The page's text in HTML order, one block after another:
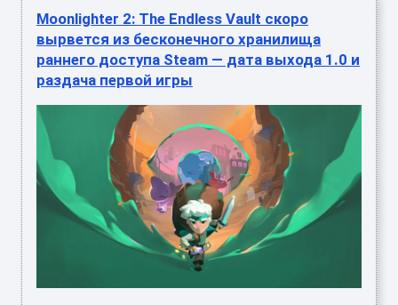
Moonlighter 2: The Endless Vault скоро
вырвется из бесконечного хранилища
раннего доступа Steam — дата выхода 1.0 и
раздача первой игры